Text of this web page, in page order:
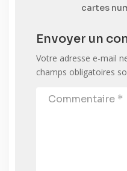
cartes
Envoyer un
Votre adresse e-mail
champs obligatoires